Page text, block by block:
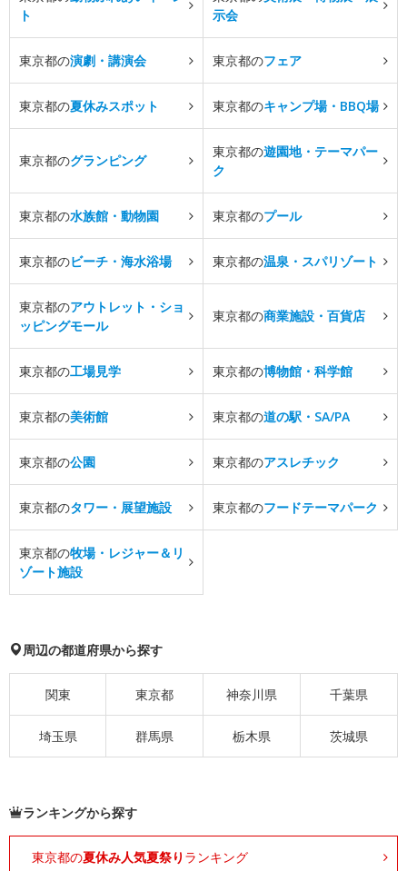
ト
示会
東京都の演劇・講演会 東京都のフェア
東京都の夏休みスポット 東京都のキャンプ場・BBQ場
東京都のグランピング
東京都の遊園地・テーマパー
ク
東京都の水族館・動物園 東京都のプール
東京都のビーチ・海水浴場 東京都の温泉・スパリゾート
東京都のアウトレット・ショ
ッピングモール
東京都の商業施設・百貨店
東京都の工場見学 東京都の博物館・科学館
東京都の美術館 東京都の道の駅・SA/PA
東京都の公園 東京都のアスレチック
東京都のタワー・展望施設 東京都のフードテーマパーク
東京都の牧場・レジャー＆リ
ゾート施設
周辺の都道府県から探す
関東 東京都 神奈川県 千葉県
埼玉県 群馬県 栃木県 茨城県
ランキングから探す
東京都の夏休み人気夏祭り ランキング